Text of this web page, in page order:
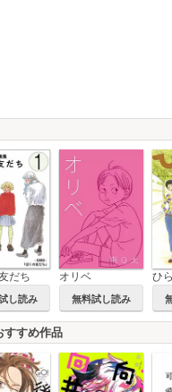
だち
し読み
オリベ
無料試し読み
ひ
すすめ作品